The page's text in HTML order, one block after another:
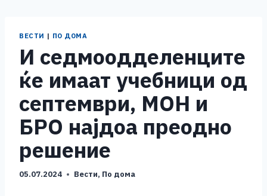
ВЕСТИ | ПО ДОМА
И седмоодделенците
ќе имаат учебници од
септември, МОН и
БРО најдоа преодно
решение
05.07.2024 Вести, По дома